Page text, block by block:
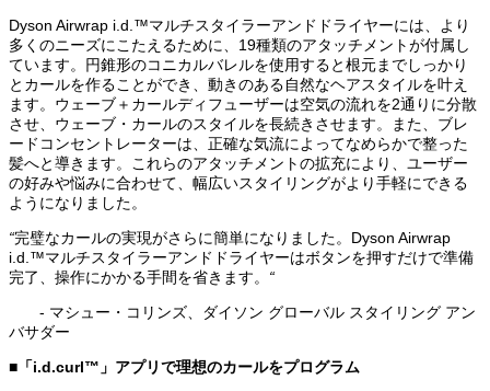
Dyson Airwrap i.d.™マルチスタイラーアンドドライヤーには、より
多くのニーズにこたえるために、19種類のアタッチメントが付属し
ています。円錐形のコニカルバレルを使用すると根元までしっかり
とカールを作ることができ、動きのある自然なヘアスタイルを叶え
ます。ウェーブ＋カールディフューザーは空気の流れを2通りに分散
させ、ウェーブ・カールのスタイルを長続きさせます。また、ブレ
ードコンセントレーターは、正確な気流によってなめらかで整った
髪へと導きます。これらのアタッチメントの拡充により、ユーザー
の好みや悩みに合わせて、幅広いスタイリングがより手軽にできる
ようになりました。
“完璧なカールの実現がさらに簡単になりました。Dyson Airwrap
i.d.™マルチスタイラーアンドドライヤーはボタンを押すだけで準備
完了、操作にかかる手間を省きます。 “
‐ マシュー・コリンズ、ダイソン グローバル スタイリング アン
バサダー
■「i.d.curl™」アプリで理想のカールをプログラム